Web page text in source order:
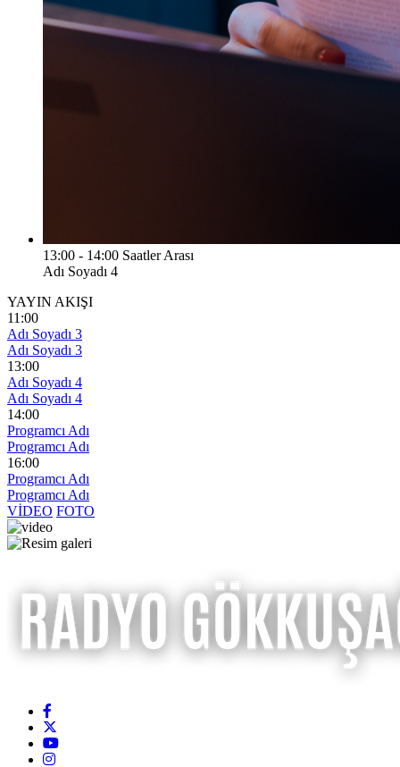
13:00 - 14:00 Saatler Arası
Adı Soyadı 4
YAYIN AKIŞI
11:00
Adı Soyadı 3
Adı Soyadı 3
13:00
Adı Soyadı 4
Adı Soyadı 4
14:00
Programcı Adı
Programcı Adı
16:00
Programcı Adı
Programcı Adı
VİDEO FOTO